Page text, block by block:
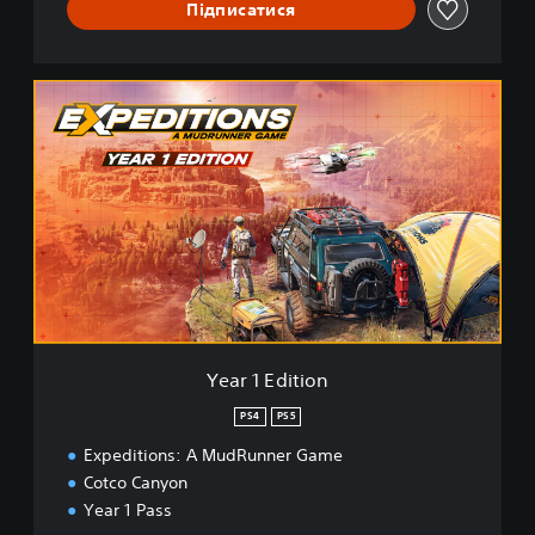
Підписатися
E
d
i
t
n
Year 1 Edition
PS4 PS5
Expeditions: A MudRunner Game
Cotco Canyon
Year 1 Pass